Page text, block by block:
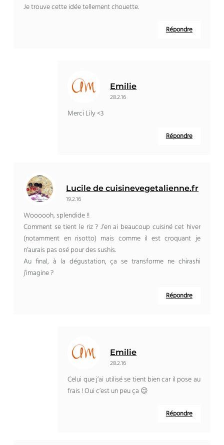
Je trouve cette idée tellement chouette.
Répondre
Emilie
28.2.16
Merci Lily <3
Répondre
Lucile de cuisinevegetalienne.fr
19.2.16
Woooooh, splendide !!
Comment se tient le riz ? J’en ai beaucoup cuisiné cet hiver
(notamment en risotto) mais comme il est croquant je
n’aurais pas osé pour des sushis.
Au final, à la dégustation, ça se transforme ne chirashi
j’imagine ?
Répondre
Emilie
28.2.16
Celui que j’ai utilisé se tient bien car il pose au
frais ! Oui c’est un peu ça 😉
Répondre